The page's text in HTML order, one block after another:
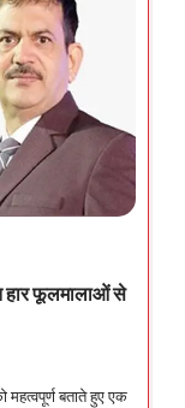
हार फूलमालाओं से
महत्वपूर्ण बताते हुए एक